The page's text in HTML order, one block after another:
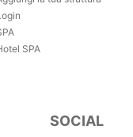
SPA
SOCIAL